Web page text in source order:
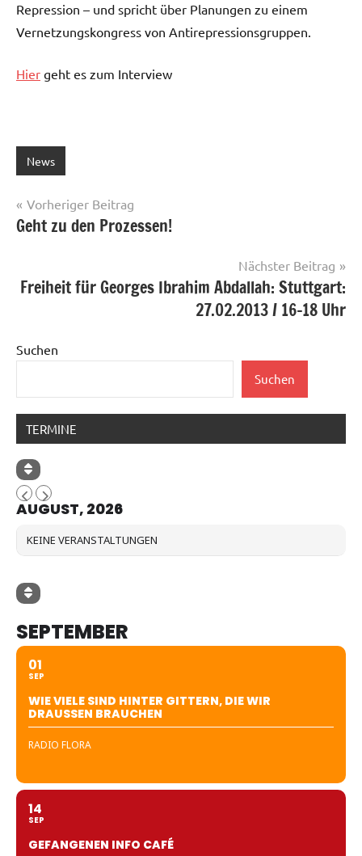
Repression – und spricht über Planungen zu einem
Vernetzungskongress von Antirepressionsgruppen.
Hier geht es zum Interview
News
Beitragsnavigation
Vorheriger Beitrag
Geht zu den Prozessen!
Nächster Beitrag
Freiheit für Georges Ibrahim Abdallah: Stuttgart:
27.02.2013 / 16-18 Uhr
Suchen
Suchen
TERMINE
AUGUST, 2026
KEINE VERANSTALTUNGEN
SEPTEMBER
01
SEP
WIE VIELE SIND HINTER GITTERN, DIE WIR
DRAUSSEN BRAUCHEN
RADIO FLORA
14
SEP
GEFANGENEN INFO CAFÉ